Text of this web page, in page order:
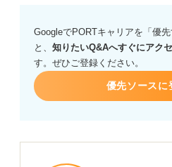
GoogleでPORTキャリアを「優
と、 知りたいQ&Aへすぐにアク
す。ぜひご登録ください。
優先ソースに